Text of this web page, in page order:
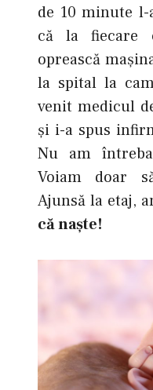
de 10 minute
că la fiecare
oprească
la spital la
venit medicul
şi i-a spus
Nu am
Voiam doar
Ajunsă la etaj,
că naşte!